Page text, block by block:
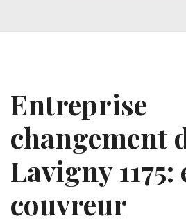
Entreprise
changement
Lavigny
couvreur